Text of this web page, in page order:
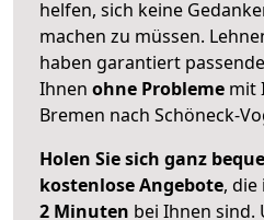
helfen, sich keine
machen zu müssen.
haben garantiert
Ihnen ohne Probleme mit
Bremen nach Schöneck-
Holen Sie sich ganz
kostenlose Angebote,
2 Minuten bei Ihnen sind.